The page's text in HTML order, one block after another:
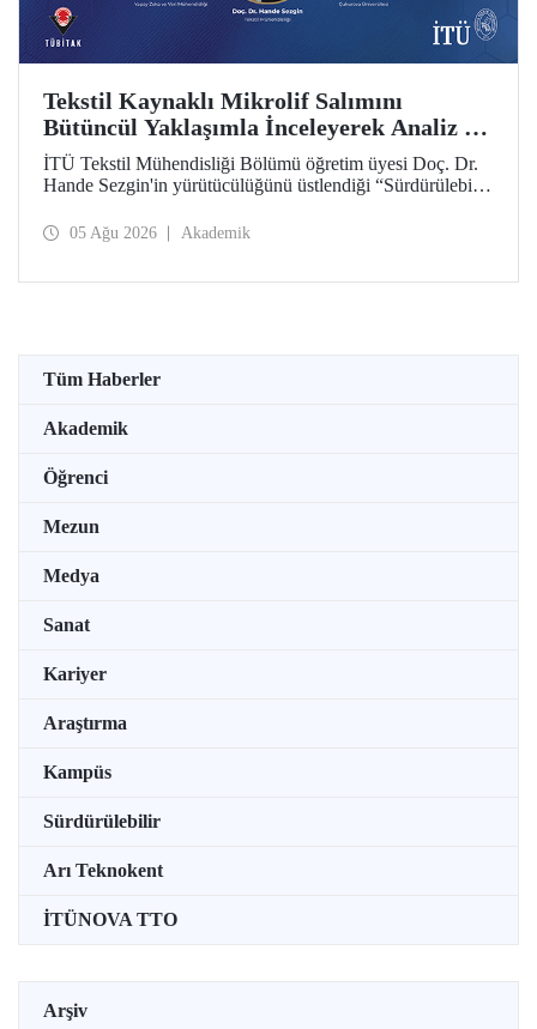
Tekstil Kaynaklı Mikrolif Salımını
Bütüncül Yaklaşımla İnceleyerek Analiz ve
Azaltım Stratejileri Geliştirecek Projeye
TÜBİTAK Desteği
İTÜ Tekstil Mühendisliği Bölümü öğretim üyesi Doç. Dr.
Hande Sezgin'in yürütücülüğünü üstlendiği “Sürdürülebilir
Koşullarına Bağlı Mikrolif Salımı: Aşınma, UV Maruziyeti
05 Ağu 2026 Akademik
Tüm Haberler
Akademik
Öğrenci
Mezun
Medya
Sanat
Kariyer
Araştırma
Kampüs
Sürdürülebilir
Arı Teknokent
İTÜNOVA TTO
Arşiv